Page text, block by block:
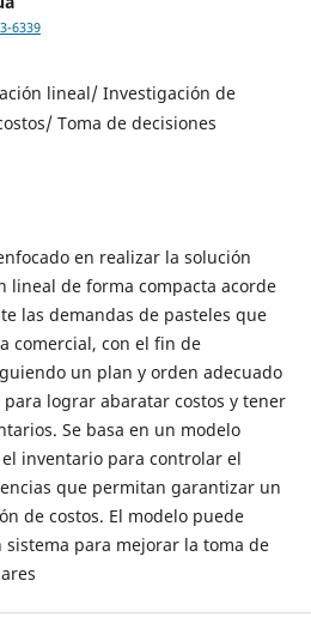
6339
lineal/ Investigación de
Toma de decisiones
en realizar la solución
lineal de forma compacta acorde
las demandas de pasteles que
comercial, con el fin de
un plan y orden adecuado
lograr abaratar costos y tener
Se basa en un modelo
inventario para controlar el
que permitan garantizar un
de costos. El modelo puede
para mejorar la toma de